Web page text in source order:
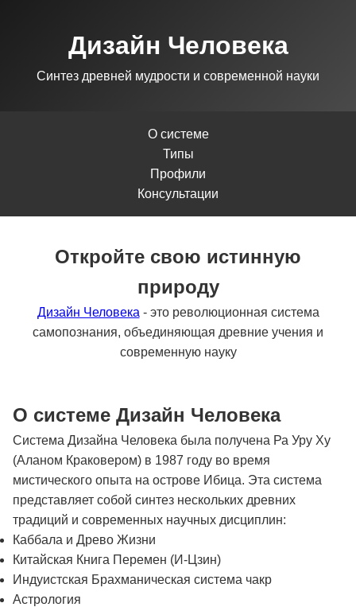
Дизайн Человека
Синтез древней мудрости и современной науки
О системе
Типы
Профили
Консультации
Откройте свою истинную
природу
Дизайн Человека - это революционная система
самопознания, объединяющая древние учения и
современную науку
О системе Дизайн Человека
Система Дизайна Человека была получена Ра Уру Ху
(Аланом Краковером) в 1987 году во время
мистического опыта на острове Ибица. Эта система
представляет собой синтез нескольких древних
традиций и современных научных дисциплин:
Каббала и Древо Жизни
Китайская Книга Перемен (И-Цзин)
Индуистская Брахманическая система чакр
Астрология